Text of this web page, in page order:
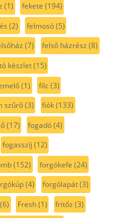
(1) fekete (194)
(2) felmosó(5)
(7) felső házrész (8)
készlet(15)
(1) filc(3)
szűrő(3) fiók(133)
(17) fogadó(4)
fogasszíj (12)
(152) forgókefe (24)
(4) forgólapát(3)
(6) Fresh(1) fritőz (3)